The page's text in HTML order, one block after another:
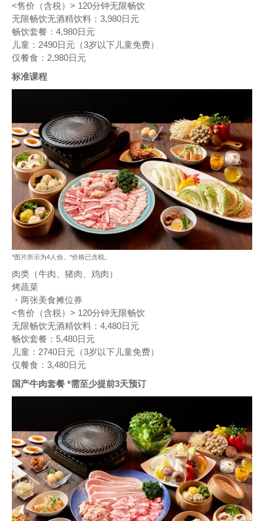
<售价（含税）> 120分钟无限畅饮
无限畅饮无酒精饮料：3,980日元
畅饮套餐：4,980日元
儿童：2490日元（3岁以下儿童免费）
仅餐食：2,980日元
标准课程
*图片所示为4人份。*价格已含税。
肉类（牛肉、猪肉、鸡肉）
烤蔬菜
・两张美食摊位券
<售价（含税）> 120分钟无限畅饮
无限畅饮无酒精饮料：4,480日元
畅饮套餐：5,480日元
儿童：2740日元（3岁以下儿童免费）
仅餐食：3,480日元
国产牛肉套餐 *需至少提前3天预订